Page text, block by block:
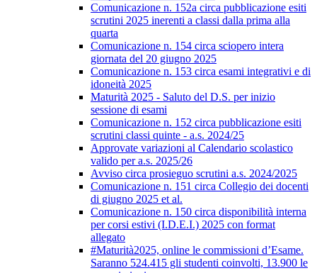
Comunicazione n. 152a circa pubblicazione esiti
scrutini 2025 inerenti a classi dalla prima alla
quarta
Comunicazione n. 154 circa sciopero intera
giornata del 20 giugno 2025
Comunicazione n. 153 circa esami integrativi e di
idoneità 2025
Maturità 2025 - Saluto del D.S. per inizio
sessione di esami
Comunicazione n. 152 circa pubblicazione esiti
scrutini classi quinte - a.s. 2024/25
Approvate variazioni al Calendario scolastico
valido per a.s. 2025/26
Avviso circa prosieguo scrutini a.s. 2024/2025
Comunicazione n. 151 circa Collegio dei docenti
di giugno 2025 et al.
Comunicazione n. 150 circa disponibilità interna
per corsi estivi (I.D.E.I.) 2025 con format
allegato
#Maturità2025, online le commissioni d’Esame.
Saranno 524.415 gli studenti coinvolti, 13.900 le